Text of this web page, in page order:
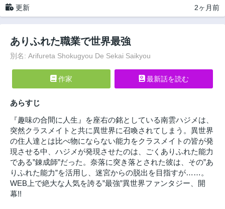
更新 2ヶ月前
ありふれた職業で世界最強
別名: Arifureta Shokugyou De Sekai Saikyou
作家 最新話を読む
あらすじ
『趣味の合間に人生』を座右の銘としている南雲ハジメは、
突然クラスメイトと共に異世界に召喚されてしまう。異世界
の住人達とは比べ物にならない能力をクラスメイトの皆が発
現させる中、ハジメが発現させたのは、ごくありふれた能力
である”錬成師”だった。奈落に突き落とされた彼は、その”あ
りふれた能力”を活用し、迷宮からの脱出を目指すが……。
WEB上で絶大な人気を誇る”最強”異世界ファンタジー、開
幕!!